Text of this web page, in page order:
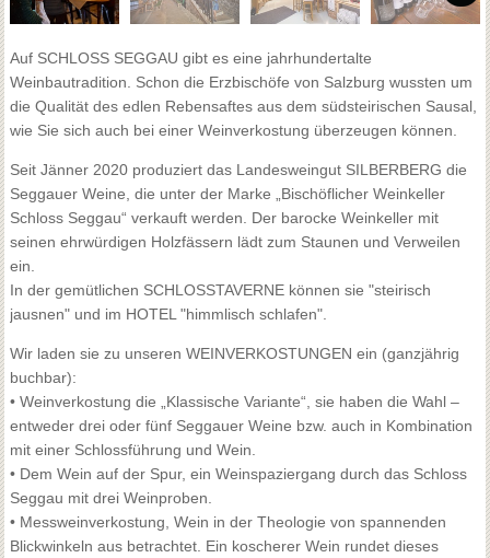
Auf SCHLOSS SEGGAU gibt es eine jahrhundertalte
Weinbautradition. Schon die Erzbischöfe von Salzburg wussten um
die Qualität des edlen Rebensaftes aus dem südsteirischen Sausal,
wie Sie sich auch bei einer Weinverkostung überzeugen können.
Seit Jänner 2020 produziert das Landesweingut SILBERBERG die
Seggauer Weine, die unter der Marke „Bischöflicher Weinkeller
Schloss Seggau“ verkauft werden. Der barocke Weinkeller mit
seinen ehrwürdigen Holzfässern lädt zum Staunen und Verweilen
ein.
In der gemütlichen SCHLOSSTAVERNE können sie "steirisch
jausnen" und im HOTEL "himmlisch schlafen".
Wir laden sie zu unseren WEINVERKOSTUNGEN ein (ganzjährig
buchbar):
• Weinverkostung die „Klassische Variante“, sie haben die Wahl –
entweder drei oder fünf Seggauer Weine bzw. auch in Kombination
mit einer Schlossführung und Wein.
• Dem Wein auf der Spur, ein Weinspaziergang durch das Schloss
Seggau mit drei Weinproben.
• Messweinverkostung, Wein in der Theologie von spannenden
Blickwinkeln aus betrachtet. Ein koscherer Wein rundet dieses